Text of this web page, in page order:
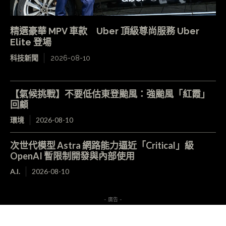
精選豪華 MPV 車款 Uber 頂級尊尚服務 Uber
Elite 登場
科技新聞 2026-08-10
【氣候挑戰】不要低估東登颱風：強颱風「紅霞」
回顧
環境 2026-08-10
次世代模型 Astra 網路能力逼近「Critical」級
OpenAI 暫限制開發與內部使用
A.I. 2026-08-10
- 廣告 -